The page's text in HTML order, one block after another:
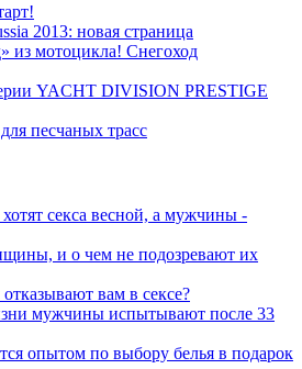
2013: новая страница
из мотоцикла! Снегоход
YACHT DIVISION PRESTIGE
песчаных трасс
секса весной, а мужчины -
и о чем не подозревают их
вам в сексе?
мужчины испытывают после 33
опытом по выбору белья в подарок